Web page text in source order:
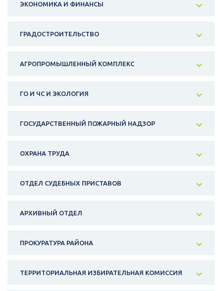
ЭКОНОМИКА И ФИНАНСЫ
ГРАДОСТРОИТЕЛЬСТВО
АГРОПРОМЫШЛЕННЫЙ КОМПЛЕКС
ГО И ЧС И ЭКОЛОГИЯ
ГОСУДАРСТВЕННЫЙ ПОЖАРНЫЙ НАДЗОР
ОХРАНА ТРУДА
ОТДЕЛ СУДЕБНЫХ ПРИСТАВОВ
АРХИВНЫЙ ОТДЕЛ
ПРОКУРАТУРА РАЙОНА
ТЕРРИТОРИАЛЬНАЯ ИЗБИРАТЕЛЬНАЯ КОМИССИЯ